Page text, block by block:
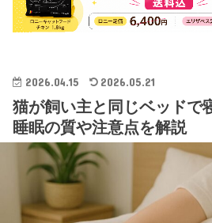
2026.04.15 2026.05.21
猫が飼い主と同じベッドで
睡眠の質や注意点を解説